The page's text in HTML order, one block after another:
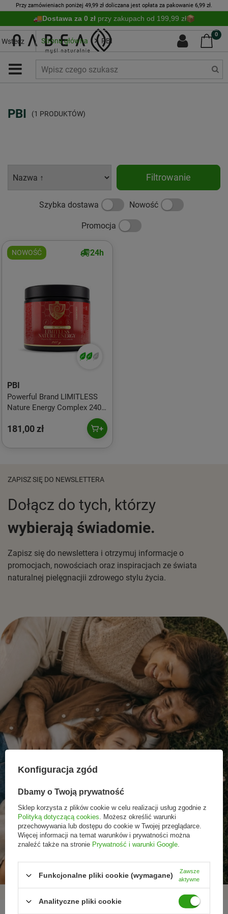
Przy zamówieniach poniżej 49,99 zł doliczana jest opłata za pakowanie 6,99 zł.
Dostawa za 0 zł przy zakupach od 199,99 zł
0
Wstecz Strona główna PBI
PBI (1 PRODUKTÓW)
Filtrowanie
Szybka dostawa Nowość
Promocja
NOWOŚĆ 24h
PBI
Powerful Brand LIMITLESS
Nature Energy Complex 240
181,00 zł
ZAPISZ SIĘ DO NEWSLETTERA
Dołącz do tych, którzy
wybierają świadomie.
Zapisz się do newslettera i otrzymuj informacje o
promocjach, nowościach oraz inspiracjach ze świata
naturalnej pielęgnacjii zdrowego stylu życia.
Promocje tylko dla
subskrybentów
Nowości przed
premierą
Rezygnacja w każdej
chwili
Konfiguracja zgód
Dbamy o Twoją prywatność
Sklep korzysta z plików cookie w celu realizacji usług zgodnie z
Polityką dotyczącą cookies . Możesz określić warunki
przechowywania lub dostępu do cookie w Twojej przeglądarce.
Więcej informacji na temat warunków i prywatności można
znaleźć także na stronie Prywatność i warunki Google
Funkcjonalne pliki cookie (wymagane)
Zawsze
aktywne
Analityczne pliki cookie